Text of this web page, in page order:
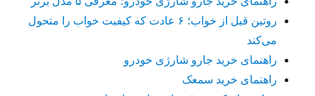
روتین قبل از خواب؛ ۶ عادت که کیفیت خواب را متحول
می‌کند
راهنمای خرید جارو شارژی خودرو
راهنمای خرید سمعک